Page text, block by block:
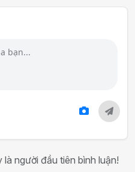
người đầu tiên bình luận!